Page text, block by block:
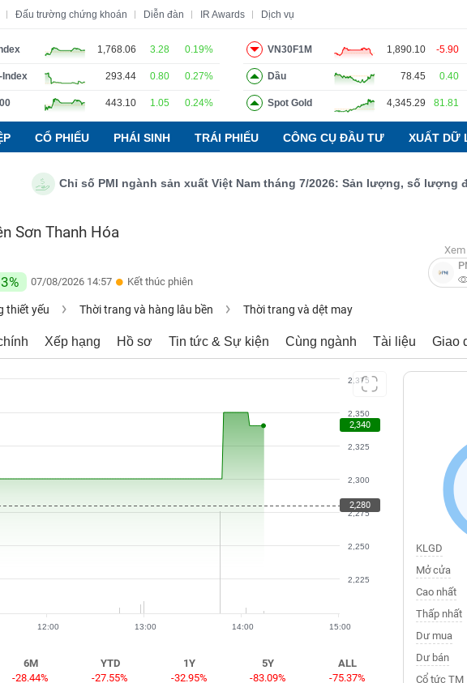
Đấu trường chứng khoán Diễn đàn IR Awards Dịch vụ
1,768.06 3.28 0.19%
Index 293.44 0.80 0.27%
443.10 1.05 0.24%
VN30F1M 1,890.10 -5.90
Dầu 78.45 0.40
Spot Gold 4,345.29 81.81
CỔ PHIẾU PHÁI SINH TRÁI PHIẾU CÔNG CỤ ĐẦU TƯ XUẤT DỮ
Chỉ số PMI ngành sản xuất Việt Nam tháng 7/2026: Sản lượng, số lượng đơn
Sơn Thanh Hóa
07/08/2026 14:57 Kết thúc phiên
thiết yếu Thời trang và hàng lâu bền Thời trang và dệt may
Xếp hạng Hồ sơ Tin tức & Sự kiện Cùng ngành Tài liệu Giao
2,225
2,250
2,275
2,300
2,325
2,350
2,375
12:00 13:00 14:00 15:00
2,280
2,340
6M
-28.44%
YTD
-27.55%
1Y
-32.95%
5Y
-83.09%
ALL
-75.37%
KLGD
Mở cửa
Cao nhất
Thấp nhất
Dư mua
Dư bán
Cổ tức TM
Lãnh đạo Báo cáo phân tích Thuật ngữ